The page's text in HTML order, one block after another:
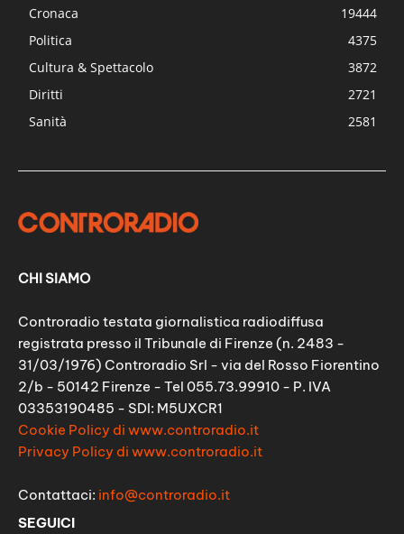
Cronaca
19444
Politica
4375
Cultura & Spettacolo
3872
Diritti
2721
Sanità
2581
CHI SIAMO
Controradio testata giornalistica radiodiffusa
registrata presso il Tribunale di Firenze (n. 2483 -
31/03/1976) Controradio Srl - via del Rosso Fiorentino
2/b - 50142 Firenze - Tel 055.73.99910 - P. IVA
03353190485 - SDI: M5UXCR1
Cookie Policy di www.controradio.it
Privacy Policy di www.controradio.it
Contattaci: info@controradio.it
SEGUICI